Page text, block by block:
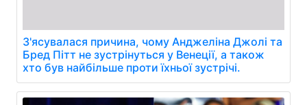
З'ясувалася причина, чому Анджеліна Джолі та
Бред Пітт не зустрінуться у Венеції, а також
хто був найбільше проти їхньої зустрічі.